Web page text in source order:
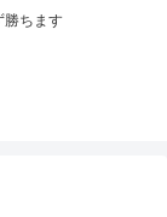
勝ちます